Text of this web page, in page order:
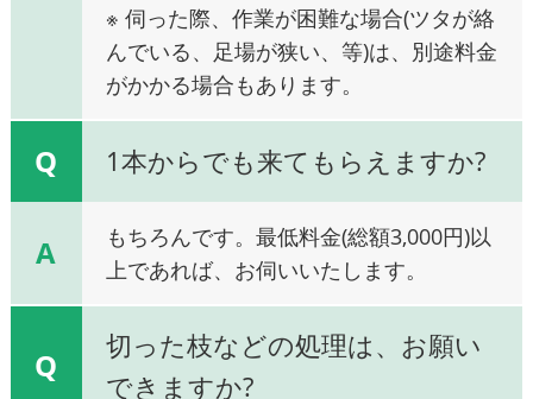
※ 伺った際、作業が困難な場合(ツタが絡
んでいる、足場が狭い、等)は、別途料金
がかかる場合もあります。
Q 1本からでも来てもらえますか?
A
もちろんです。最低料金(総額3,000円)以
上であれば、お伺いいたします。
Q
切った枝などの処理は、お願い
できますか?